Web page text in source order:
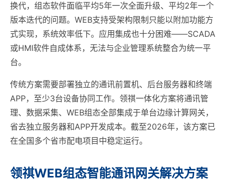
换代，组态软件面临平均5年一次全面升级、平均2年一个
版本迭代的问题。WEB支持受架构限制只能以附加功能方
式实现，系统效率低下。应用集成也十分困难——SCADA
或HMI软件自成体系，无法与企业管理系统整合为统一平
台。
传统方案需要部署独立的通讯前置机、后台服务器和终端
APP，至少3台设备协同工作。领祺一体化方案将通讯管
理、数据采集、WEB组态全部集成于单台边缘计算网关，
省去独立服务器和APP开发成本。截至2026年，该方案已
在全国多个省市配电项目中稳定运行。
领祺WEB组态智能通讯网关解决方案